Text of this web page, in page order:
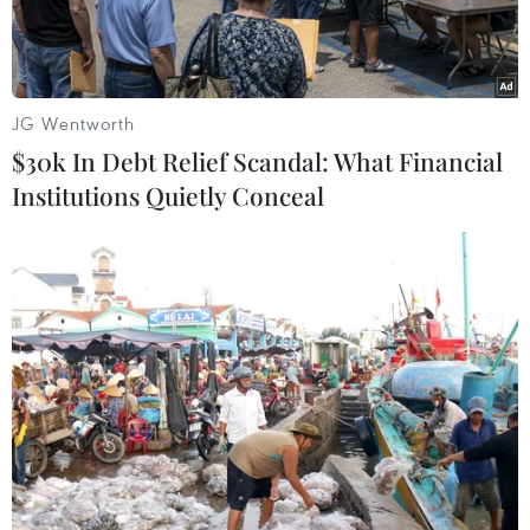
24/7/2025.
Một gia đình chính sách vui mừng khi chuyển về ngôi nhà mới
được xây dựng kiên cố nhờ sự hỗ trợ kinh phí từ các nhà hảo
tâm. (Ảnh: Đinh Hương/TTXVN)
Văn phòng Chính phủ vừa ban hành thông báo
JG Wentworth
$30k In Debt Relief Scandal: What Financial
Institutions Quietly Conceal